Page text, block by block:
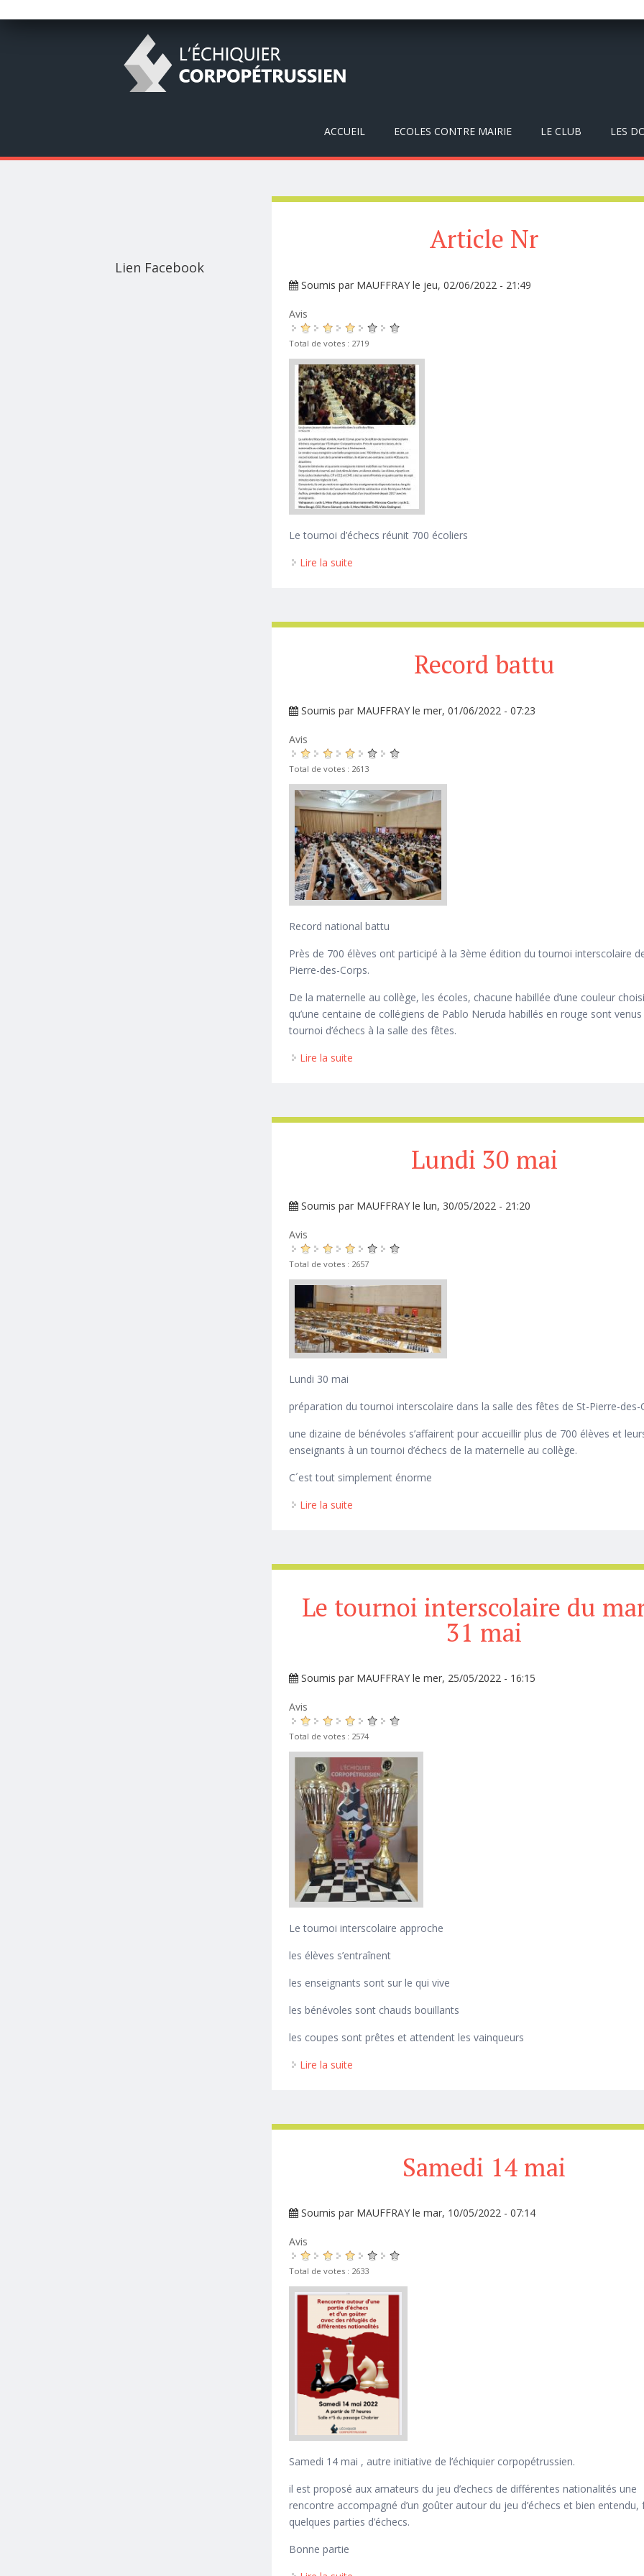
ACCUEIL ECOLES CONTRE MAIRIE LE CLUB LES
Article Nr
Soumis par MAUFFRAY le jeu, 02/06/2022 - 21:49
Avis
Total de votes : 2719
Le tournoi d’échecs réunit 700 écoliers
Lire la suite
Record battu
Soumis par MAUFFRAY le mer, 01/06/2022 - 07:23
Avis
Total de votes : 2613
Record national battu
Près de 700 élèves ont participé à la 3ème édition du tournoi interscolaire
Pierre-des-Corps.
De la maternelle au collège, les écoles, chacune habillée d’une couleur
qu’une centaine de collégiens de Pablo Neruda habillés en rouge sont
tournoi d’échecs à la salle des fêtes.
Lire la suite
Lundi 30 mai
Soumis par MAUFFRAY le lun, 30/05/2022 - 21:20
Avis
Total de votes : 2657
Lundi 30 mai
préparation du tournoi interscolaire dans la salle des fêtes de St-Pierre-des-
une dizaine de bénévoles s’affairent pour accueillir plus de 700 élèves et
enseignants à un tournoi d’échecs de la maternelle au collège.
C´est tout simplement énorme
Lire la suite
Le tournoi interscolaire du
31 mai
Soumis par MAUFFRAY le mer, 25/05/2022 - 16:15
Avis
Total de votes : 2574
Le tournoi interscolaire approche
les élèves s’entraînent
les enseignants sont sur le qui vive
les bénévoles sont chauds bouillants
les coupes sont prêtes et attendent les vainqueurs
Lire la suite
Samedi 14 mai
Soumis par MAUFFRAY le mar, 10/05/2022 - 07:14
Avis
Total de votes : 2633
Samedi 14 mai , autre initiative de l’échiquier corpopétrussien.
il est proposé aux amateurs du jeu d’echecs de différentes nationalités une
rencontre accompagné d’un goûter autour du jeu d’échecs et bien entendu,
quelques parties d’échecs.
Bonne partie
Lien Facebook